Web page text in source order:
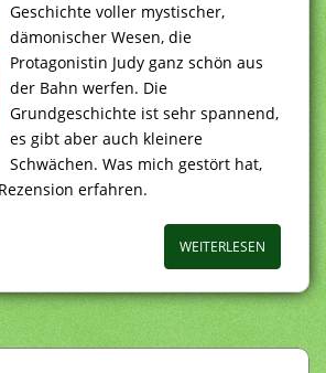
Geschichte voller mystischer,
dämonischer Wesen, die
Protagonistin Judy ganz schön aus
der Bahn werfen. Die
Grundgeschichte ist sehr spannend,
es gibt aber auch kleinere
Schwächen. Was mich gestört hat,
erfahren.
WEITERLESEN